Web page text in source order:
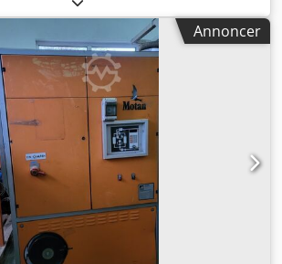
230 V, indgangsfrekvens:50 Hz,
FarragTech Type: CARD 110 S
3,4 kW To materialhåndteringsenheder
Type: GS-4mD Årstal: 2015 Effekt: 1200 W
Reck Anlægget er i perfekt stand, som
FRA 3550 TIL 3250 EUR!
Annoncer